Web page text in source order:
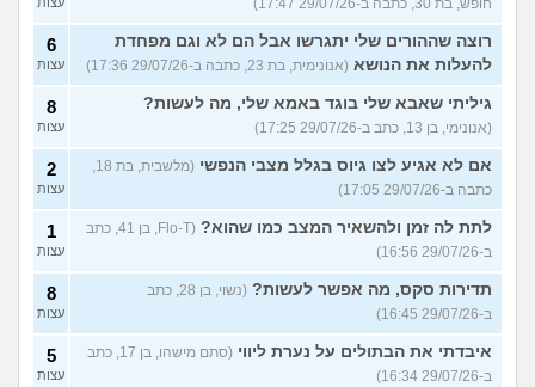
חופש, בת 30, כתבה ב-29/07/26 17:47)
רוצה שההורים שלי יתגרשו אבל הם לא וגם מפחדת
להעלות את הנושא (אנונימית, בת 23, כתבה ב-29/07/26 17:36)
6
עצות
גיליתי שאבא שלי בוגד באמא שלי, מה לעשות?
(אנונימי, בן 13, כתב ב-29/07/26 17:25)
8
עצות
אם לא אגיע לצו גיוס בגלל מצבי הנפשי
(מלשבית, בת 18,
כתבה ב-29/07/26 17:05)
2
עצות
לתת לה זמן ולהשאיר המצב כמו שהוא?
(Flo-T, בן 41, כתב
ב-29/07/26 16:56)
1
עצות
תדירות סקס, מה אפשר לעשות?
(נשוי, בן 28, כתב
ב-29/07/26 16:45)
8
עצות
איבדתי את הבתולים על נערת ליווי
(סתם מישהו, בן 17, כתב
ב-29/07/26 16:34)
5
עצות